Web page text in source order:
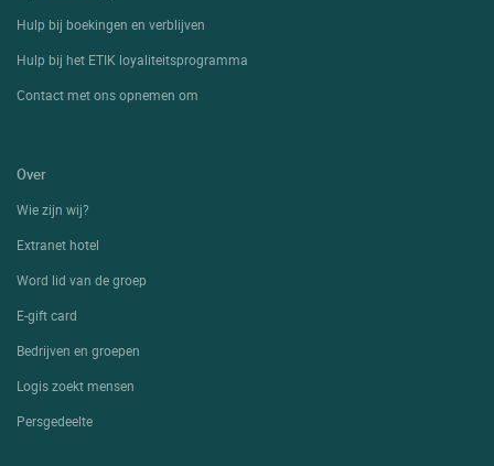
Hulp bij boekingen en verblijven
Hulp bij het ETIK loyaliteitsprogramma
Contact met ons opnemen om
Over
Wie zijn wij?
Extranet hotel
Word lid van de groep
E-gift card
Bedrijven en groepen
Logis zoekt mensen
Persgedeelte